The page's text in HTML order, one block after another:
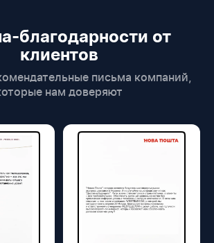
благодарности от
клиентов
письма компаний,
нам доверяют